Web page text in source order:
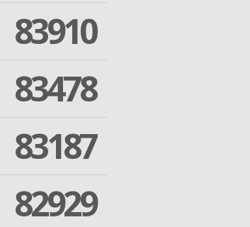
83910
83478
83187
82929